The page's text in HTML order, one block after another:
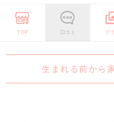
TOP 口コミ プ
生まれる前から